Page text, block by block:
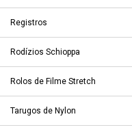
Registros
Rodízios Schioppa
Rolos de Filme Stretch
Tarugos de Nylon